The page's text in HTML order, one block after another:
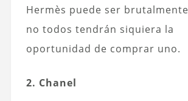
Hermès puede ser
no todos tendrán siquiera la
oportunidad de comprar uno.
2. Chanel